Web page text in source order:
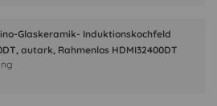
Glaskeramik- Induktionskochfeld
autark, Rahmenlos HDMI32400DT